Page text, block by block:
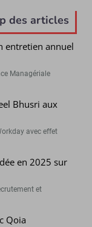
des articles
entretien annuel
Managériale
Bhusri aux
avec effet
en 2025 sur
et
Qoia